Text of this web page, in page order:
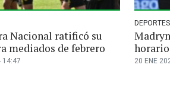
Nacional ratificó su
mediados de febrero
14:47
DEPORTES
20 ENE